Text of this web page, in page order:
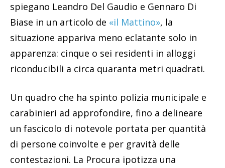
spiegano Leandro Del Gaudio e Gennaro Di
Biase in un articolo de «il Mattino», la
situazione appariva meno eclatante solo in
apparenza: cinque o sei residenti in alloggi
riconducibili a circa quaranta metri quadrati.
Un quadro che ha spinto polizia municipale e
carabinieri ad approfondire, fino a delineare
un fascicolo di notevole portata per quantità
di persone coinvolte e per gravità delle
contestazioni. La Procura ipotizza una